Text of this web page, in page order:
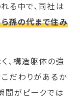
る中で、同社は
孫の代まで住み
、構造躯体の強
だわりがあるか
間がピークでは